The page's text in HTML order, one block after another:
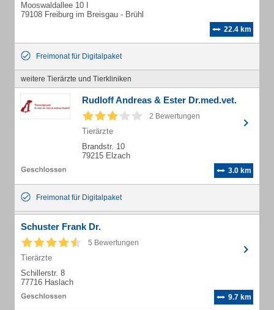
Mooswaldallee 10 I
79108 Freiburg im Breisgau - Brühl
22.4 km
Freimonat für Digitalpaket
weitere Tierärzte und Tierkliniken
Rudloff Andreas & Ester Dr.med.vet.
2 Bewertungen
Tierärzte
Brandstr. 10
79215 Elzach
3.0 km
Freimonat für Digitalpaket
Schuster Frank Dr.
5 Bewertungen
Tierärzte
Schillerstr. 8
77716 Haslach
9.7 km